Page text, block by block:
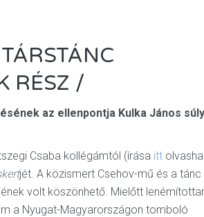
RÉSZ /
az ellenpontja Kulka János
Csaba kollégámtól (írása itt
jét. A közismert Csehov-mű és a tánc
volt köszönhető. Mielőtt
a Nyugat-Magyarországon tomboló